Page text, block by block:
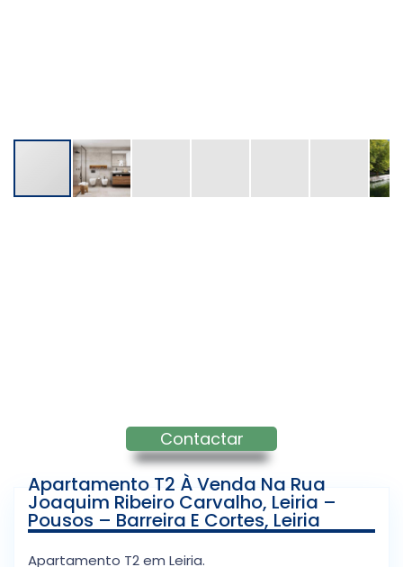
Contactar
Apartamento T2 À Venda Na Rua
Joaquim Ribeiro Carvalho, Leiria –
Pousos – Barreira E Cortes, Leiria
Apartamento T2 em Leiria.